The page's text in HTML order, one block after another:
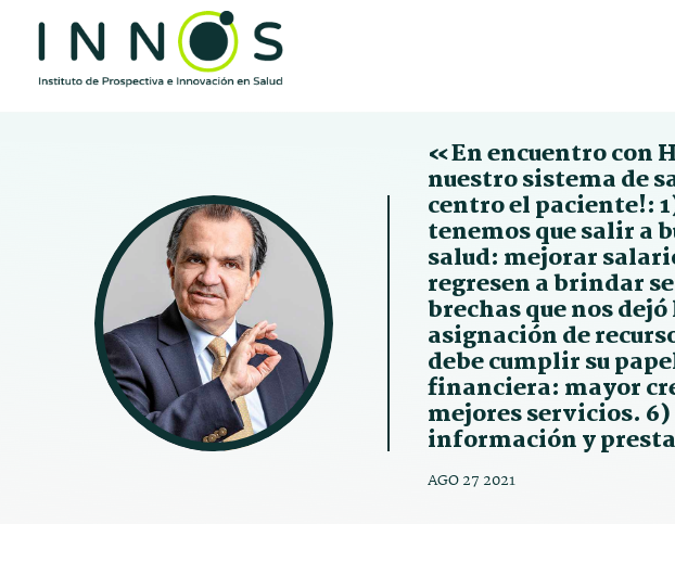
«En encuentro con
nuestro sistema de
centro el paciente!:
tenemos que salir a
salud: mejorar
regresen a brindar
brechas que nos
asignación de
debe cumplir su
financiera: mayor
mejores servicios.
información y
AGO 27 2021